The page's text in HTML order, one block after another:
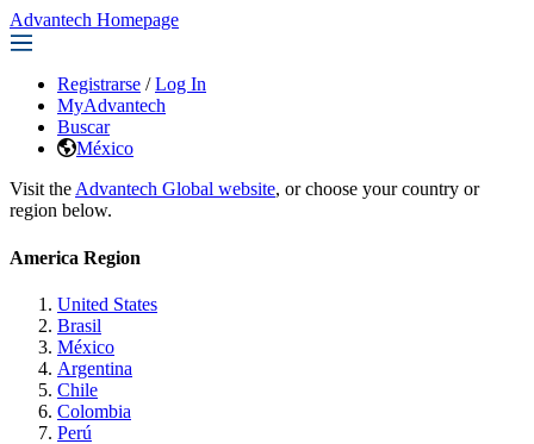
Advantech Homepage
Registrarse / Log In
MyAdvantech
Buscar
México
Visit the Advantech Global website, or choose your country or
region below.
America Region
United States
Brasil
México
Argentina
Chile
Colombia
Perú